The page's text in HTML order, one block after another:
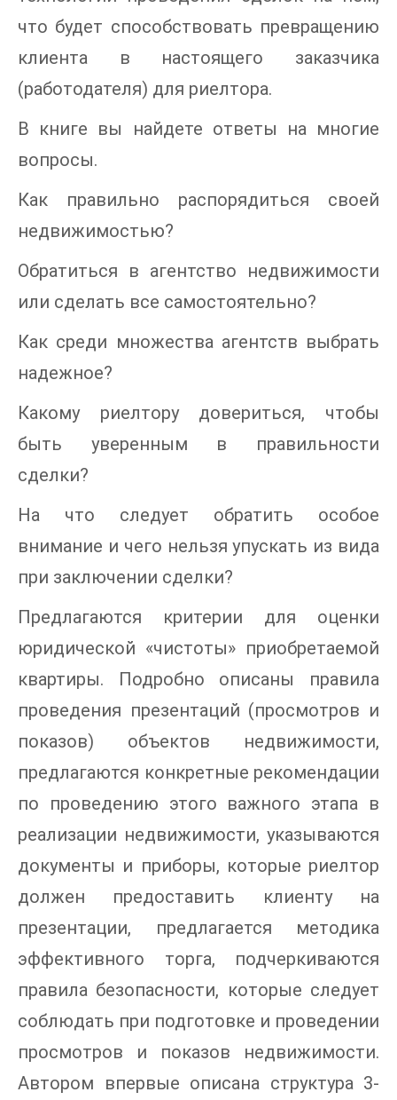
что будет способствовать превращению
клиента в настоящего заказчика
(работодателя) для риелтора.
В книге вы найдете ответы на многие
вопросы.
Как правильно распорядиться своей
недвижимостью?
Обратиться в агентство недвижимости
или сделать все самостоятельно?
Как среди множества агентств выбрать
надежное?
Какому риелтору довериться, чтобы
быть уверенным в правильности
сделки?
На что следует обратить особое
внимание и чего нельзя упускать из вида
при заключении сделки?
Предлагаются критерии для оценки
юридической «чистоты» приобретаемой
квартиры. Подробно описаны правила
проведения презентаций (просмотров и
показов) объектов недвижимости,
предлагаются конкретные рекомендации
по проведению этого важного этапа в
реализации недвижимости, указываются
документы и приборы, которые риелтор
должен предоставить клиенту на
презентации, предлагается методика
эффективного торга, подчеркиваются
правила безопасности, которые следует
соблюдать при подготовке и проведении
просмотров и показов недвижимости.
Автором впервые описана структура 3-